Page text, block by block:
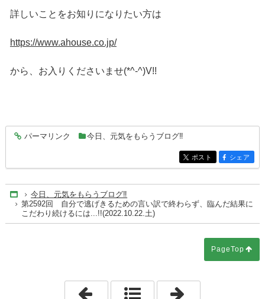
詳しいことをお知りになりたい方は
https://www.ahouse.co.jp/
から、お入りくださいませ(*^-^)V!!
entry7516
パーマリンク 今日、元気をもらうブログ‼
entry7516
ポスト entry7516
シェア
Home
今日、元気をもらうブログ‼
第2592回 自分で逃げきるための言い訳で終わらず、臨んだ結果に
こだわり続けるには...!!(2022.10.22.土)
PageTop
「第2591回 できれば、フルスイング